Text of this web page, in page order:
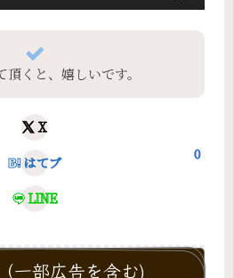
頂くと、嬉しいです。
X
はてブ
0
LINE
一部広告を含む)